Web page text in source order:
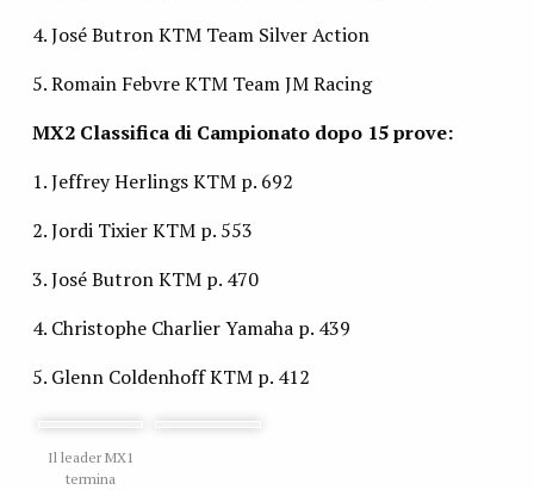
4. José Butron KTM Team Silver Action
5. Romain Febvre KTM Team JM Racing
MX2 Classifica di Campionato dopo 15 prove:
1. Jeffrey Herlings KTM p. 692
2. Jordi Tixier KTM p. 553
3. José Butron KTM p. 470
4. Christophe Charlier Yamaha p. 439
5. Glenn Coldenhoff KTM p. 412
Il leader MX1
termina